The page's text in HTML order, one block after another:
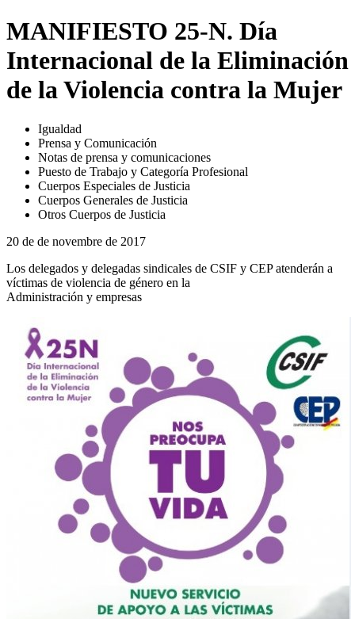
MANIFIESTO 25-N. Día
Internacional de la Eliminación
de la Violencia contra la Mujer
Igualdad
Prensa y Comunicación
Notas de prensa y comunicaciones
Puesto de Trabajo y Categoría Profesional
Cuerpos Especiales de Justicia
Cuerpos Generales de Justicia
Otros Cuerpos de Justicia
20 de de novembre de 2017
Los delegados y delegadas sindicales de CSIF y CEP atenderán a
víctimas de violencia de género en la
Administración y empresas